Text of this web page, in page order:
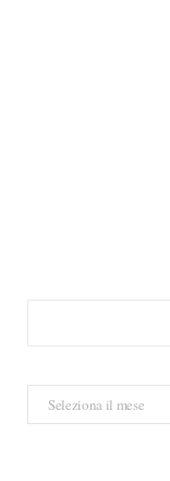
Archivi